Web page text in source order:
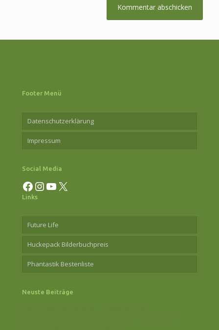
Footer Menü
Datenschutzerklärung
Impressum
Social Media
Facebook InstagramYouTube X
Links
Future Life
Huckepack Bilderbuchpreis
Phantastik Bestenliste
Neuste Beiträge